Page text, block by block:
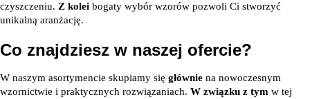
czyszczeniu. Z kolei bogaty wybór wzorów pozwoli Ci stworzyć
unikalną aranżację.
Co znajdziesz w naszej ofercie?
W naszym asortymencie skupiamy się głównie na nowoczesnym
wzornictwie i praktycznych rozwiązaniach. W związku z tym w tej